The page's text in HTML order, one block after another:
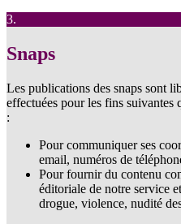
3.
Snaps
Les publications des snaps sont
effectuées pour les fins suivantes
:
Pour communiquer ses
email, numéros de
Pour fournir du contenu
éditoriale de notre service
drogue, violence, nudité